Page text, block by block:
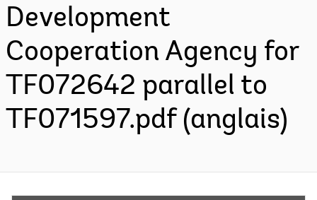
Development
Cooperation Agency for
TF072642 parallel to
TF071597.pdf (anglais)